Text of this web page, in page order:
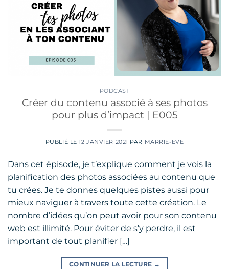
PODCAST
Créer du contenu associé à ses photos
pour plus d’impact | E005
PUBLIÉ LE12 JANVIER 2021 PAR MARRIE-EVE
Dans cet épisode, je t’explique comment je vois la
planification des photos associées au contenu que
tu crées. Je te donnes quelques pistes aussi pour
mieux naviguer à travers toute cette création. Le
nombre d’idées qu’on peut avoir pour son contenu
web est illimité. Pour éviter de s’y perdre, il est
important de tout planifier […]
CONTINUER LA LECTURE →